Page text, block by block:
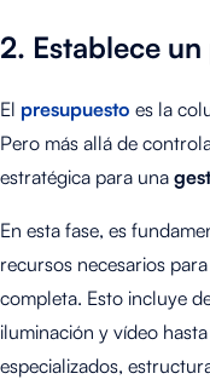
2. Establece
El presupuesto es la
Pero más allá de
estratégica para una
En esta fase, es
recursos necesarios
completa. Esto incluye
iluminación y vídeo
especializados,